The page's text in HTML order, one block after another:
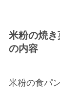
米粉の焼
の内容
米粉の食パ